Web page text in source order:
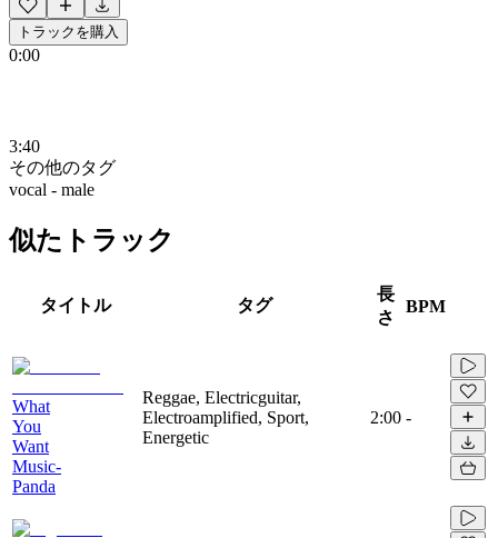
トラックを購入
0:00
3:40
その他のタグ
vocal - male
似たトラック
タイトル タグ
長
さ
BPM
What
You
Want
Music-
Panda
Reggae, Electricguitar,
Electroamplified, Sport,
Energetic
2:00 -